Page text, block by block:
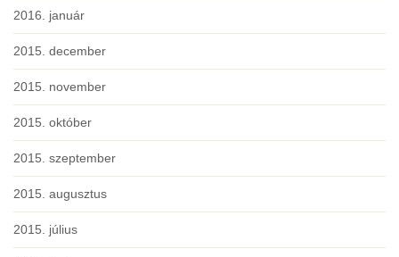
2016. január
2015. december
2015. november
2015. október
2015. szeptember
2015. augusztus
2015. július